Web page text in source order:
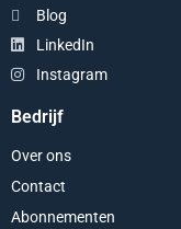
Blog
LinkedIn
Instagram
Bedrijf
Over ons
Contact
Abonnementen